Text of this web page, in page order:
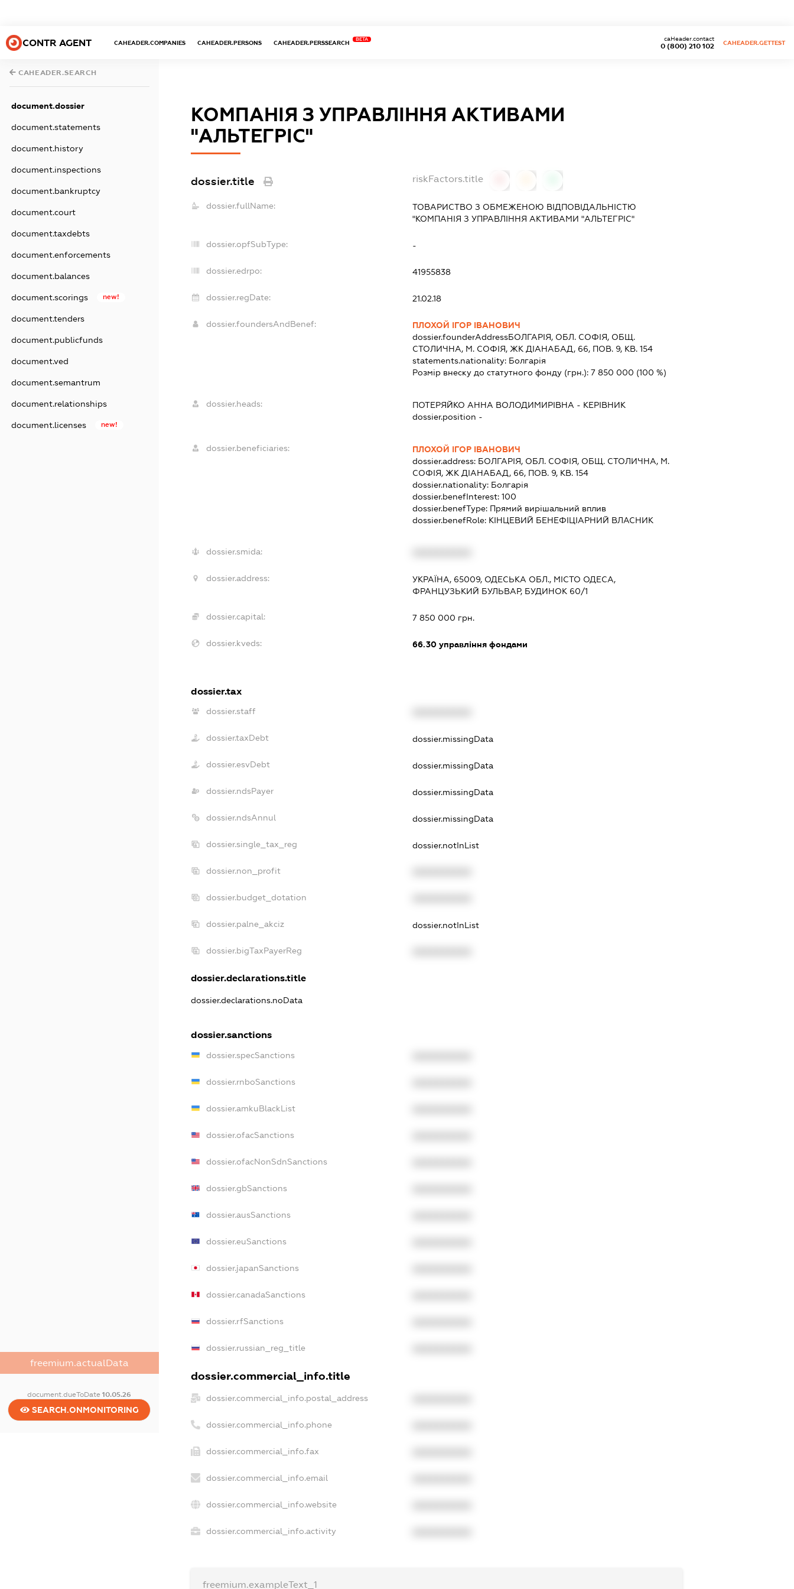
CONTR AGENT CAHEADER.COMPANIES CAHEADER.PERSONS CAHEADER.PERSSEARCH
BETA
0 (800) 210 102
caHeader.contact
CAHEADER.GETTEST
CAHEADER.SEARCH
document.dossier
document.statements
document.history
document.inspections
document.bankruptcy
document.court
document.taxdebts
document.enforcements
document.balances
document.scorings new!
document.tenders
document.publicfunds
document.ved
document.semantrum
document.relationships
document.licenses new!
freemium.actualData
document.dueToDate10.05.26
SEARCH.ONMONITORING
КОМПАНІЯ З УПРАВЛІННЯ АКТИВАМИ
"АЛЬТЕГРІС"
dossier.title riskFactors.title
dossier.fullName:
ТОВАРИСТВО З ОБМЕЖЕНОЮ ВІДПОВІДАЛЬНІСТЮ
"КОМПАНІЯ З УПРАВЛІННЯ АКТИВАМИ "АЛЬТЕГРІС"
dossier.opfSubType: -
dossier.edrpo: 41955838
dossier.regDate: 21.02.18
dossier.foundersAndBenef:
ПЛОХОЙ ІГОР ІВАНОВИЧ
dossier.founderAddressБОЛГАРІЯ, ОБЛ. СОФІЯ, ОБЩ.
СТОЛИЧНА, М. СОФІЯ, ЖК ДІАНАБАД, 66, ПОВ. 9, КВ. 154
statements.nationality: Болгарія
Розмір внеску до статутного фонду (грн.): 7 850 000 (100 %)
dossier.heads: ПОТЕРЯЙКО АННА ВОЛОДИМИРІВНА - КЕРІВНИК
dossier.position -
dossier.beneficiaries:
ПЛОХОЙ ІГОР ІВАНОВИЧ
dossier.address: БОЛГАРІЯ, ОБЛ. СОФІЯ, ОБЩ. СТОЛИЧНА, М.
СОФІЯ, ЖК ДІАНАБАД, 66, ПОВ. 9, КВ. 154
dossier.nationality: Болгарія
dossier.benefInterest: 100
dossier.benefType: Прямий вирішальний вплив
dossier.benefRole: КІНЦЕВИЙ БЕНЕФІЦІАРНИЙ ВЛАСНИК
dossier.smida:
dossier.address:
УКРАЇНА, 65009, ОДЕСЬКА ОБЛ., МІСТО ОДЕСА,
ФРАНЦУЗЬКИЙ БУЛЬВАР, БУДИНОК 60/1
dossier.capital: 7 850 000 грн.
dossier.kveds: 66.30управління фондами
dossier.tax
dossier.staff
dossier.taxDebt dossier.missingData
dossier.esvDebt dossier.missingData
dossier.ndsPayer dossier.missingData
dossier.ndsAnnul dossier.missingData
dossier.single_tax_reg dossier.notInList
dossier.non_profit
dossier.budget_dotation
dossier.palne_akciz dossier.notInList
dossier.bigTaxPayerReg
dossier.declarations.title
dossier.declarations.noData
dossier.sanctions
dossier.specSanctions
dossier.rnboSanctions
dossier.amkuBlackList
dossier.ofacSanctions
dossier.ofacNonSdnSanctions
dossier.gbSanctions
dossier.ausSanctions
dossier.euSanctions
dossier.japanSanctions
dossier.canadaSanctions
dossier.rfSanctions
dossier.russian_reg_title
dossier.commercial_info.title
dossier.commercial_info.postal_address
dossier.commercial_info.phone
dossier.commercial_info.fax
dossier.commercial_info.email
dossier.commercial_info.website
dossier.commercial_info.activity
freemium.exampleText_1